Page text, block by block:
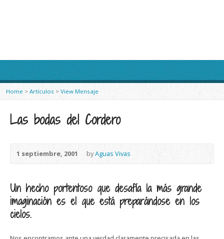
Home > Artículos > View Mensaje
Las bodas del Cordero
1 septiembre, 2001 byAguas Vivas
Un hecho portentoso que desafía la más grande
imaginación es el que está preparándose en los
cielos.